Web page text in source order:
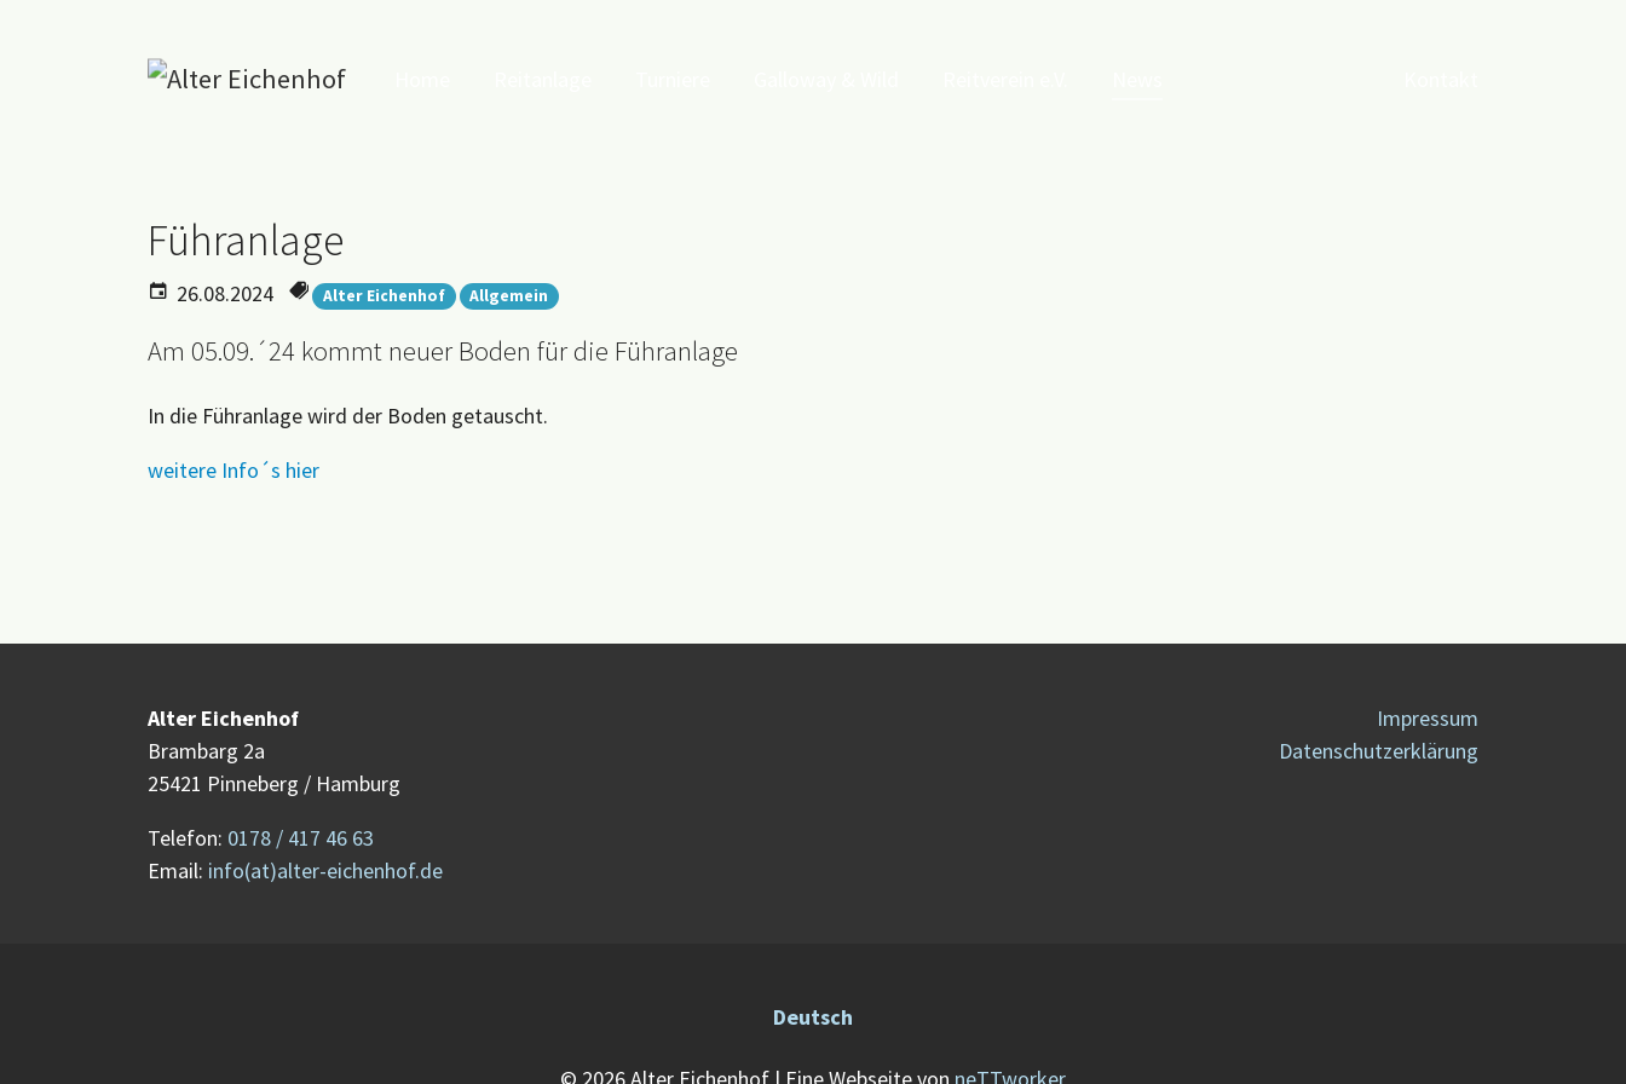
Führanlage
26.08.2024 Alter Eichenhof Allgemein
Am 05.09.´24 kommt neuer Boden für die Führanlage
In die Führanlage wird der Boden getauscht.
weitere Info´s hier
Alter Eichenhof
Brambarg 2a
25421 Pinneberg / Hamburg
Telefon: 0178 / 417 46 63
Email: info(at)alter-eichenhof.de
Impressum
Datenschutzerklärung
Deutsch
© 2026 Alter Eichenhof | Eine Webseite von neTTworker